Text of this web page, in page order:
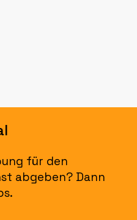
für den
abgeben? Dann